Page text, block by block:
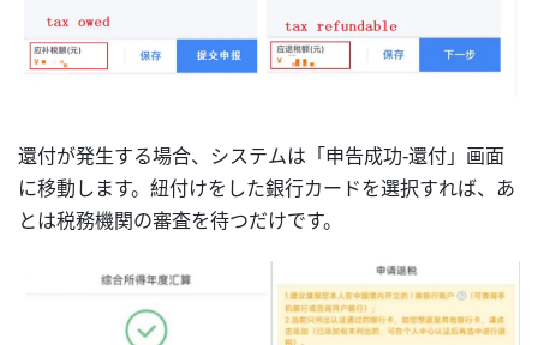
還付が発生する場合、システムは「申告成功-還付」画面
に移動します。紐付けをした銀行カードを選択すれば、あ
とは税務機関の審査を待つだけです。